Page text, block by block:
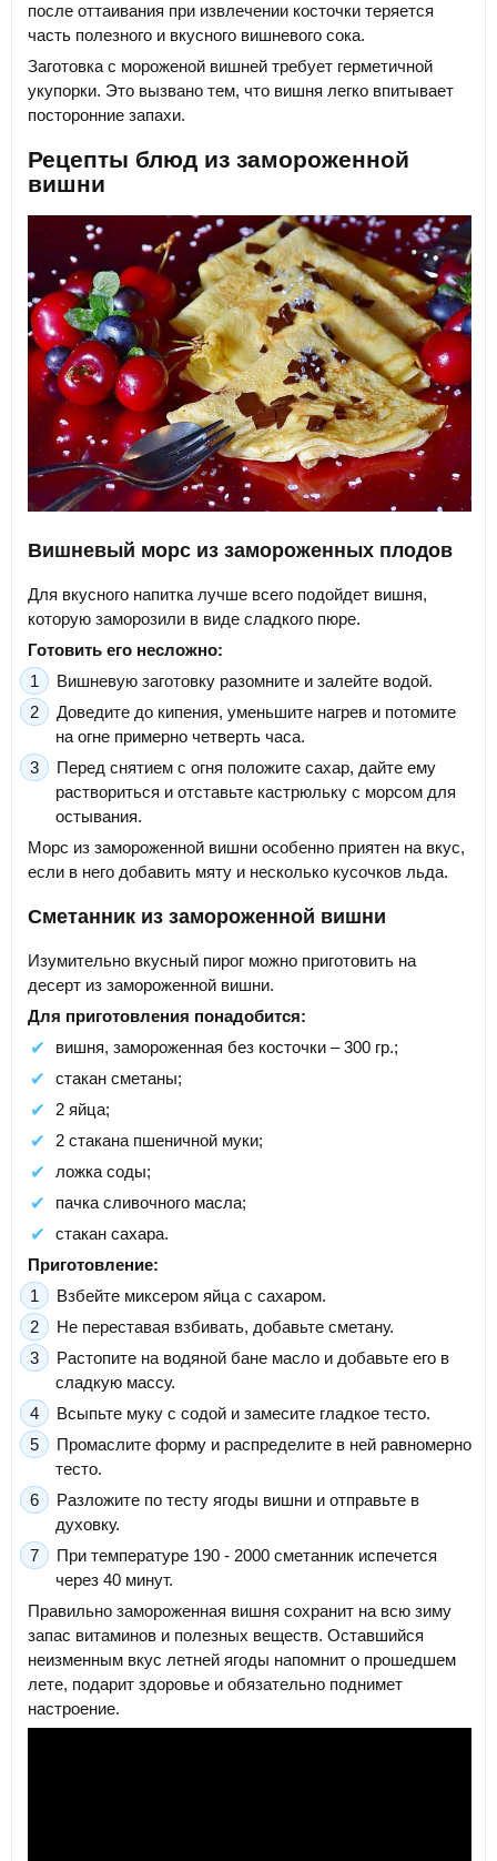
после оттаивания при извлечении косточки теряется
часть полезного и вкусного вишневого сока.
Заготовка с мороженой вишней требует герметичной
укупорки. Это вызвано тем, что вишня легко впитывает
посторонние запахи.
Рецепты блюд из замороженной
вишни
Вишневый морс из замороженных плодов
Для вкусного напитка лучше всего подойдет вишня,
которую заморозили в виде сладкого пюре.
Готовить его несложно:
Вишневую заготовку разомните и залейте водой.
Доведите до кипения, уменьшите нагрев и потомите
на огне примерно четверть часа.
Перед снятием с огня положите сахар, дайте ему
раствориться и отставьте кастрюльку с морсом для
остывания.
Морс из замороженной вишни особенно приятен на вкус,
если в него добавить мяту и несколько кусочков льда.
Сметанник из замороженной вишни
Изумительно вкусный пирог можно приготовить на
десерт из замороженной вишни.
Для приготовления понадобится:
вишня, замороженная без косточки – 300 гр.;
стакан сметаны;
2 яйца;
2 стакана пшеничной муки;
ложка соды;
пачка сливочного масла;
стакан сахара.
Приготовление:
Взбейте миксером яйца с сахаром.
Не переставая взбивать, добавьте сметану.
Растопите на водяной бане масло и добавьте его в
сладкую массу.
Всыпьте муку с содой и замесите гладкое тесто.
Промаслите форму и распределите в ней равномерно
тесто.
Разложите по тесту ягоды вишни и отправьте в
духовку.
При температуре 190 - 2000 сметанник испечется
через 40 минут.
Правильно замороженная вишня сохранит на всю зиму
запас витаминов и полезных веществ. Оставшийся
неизменным вкус летней ягоды напомнит о прошедшем
лете, подарит здоровье и обязательно поднимет
настроение.